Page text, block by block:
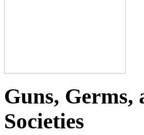
Guns, Germs,
Societies